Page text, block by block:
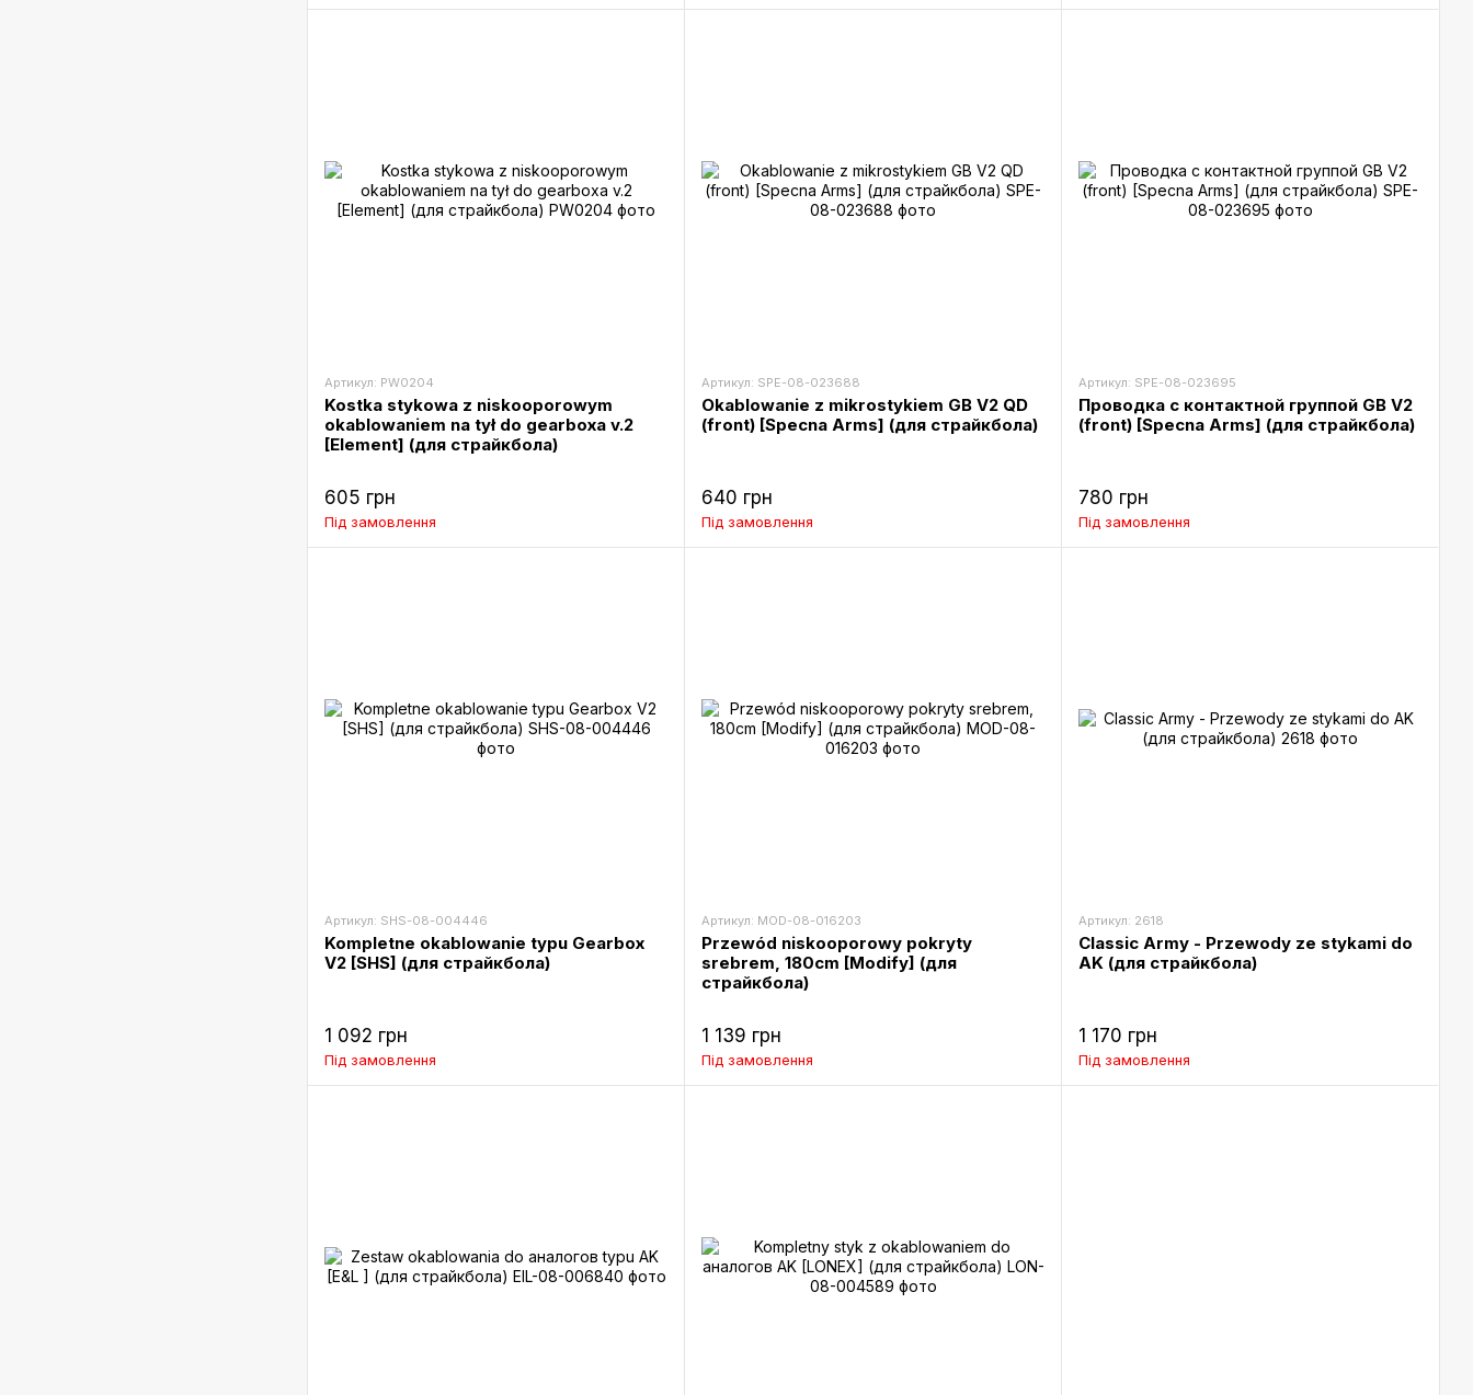
Артикул: PW0204
Kostka stykowa z niskooporowym
okablowaniem na tył do gearboxa v.2
[Element] (для страйкбола)
605 грн
Під замовлення
Артикул: SPE-08-023688
Okablowanie z mikrostykiem GB V2 QD
(front) [Specna Arms] (для страйкбола)
640 грн
Під замовлення
Артикул: SPE-08-023695
Проводка с контактной группой GB V2
(front) [Specna Arms] (для страйкбола)
780 грн
Під замовлення
Артикул: SHS-08-004446
Kompletne okablowanie typu Gearbox
V2 [SHS] (для страйкбола)
1 092 грн
Під замовлення
Артикул: MOD-08-016203
Przewód niskooporowy pokryty
srebrem, 180cm [Modify] (для
страйкбола)
1 139 грн
Під замовлення
Артикул: 2618
Classic Army - Przewody ze stykami do
AK (для страйкбола)
1 170 грн
Під замовлення